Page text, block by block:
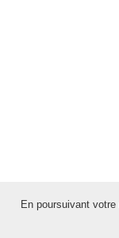
En poursuivant